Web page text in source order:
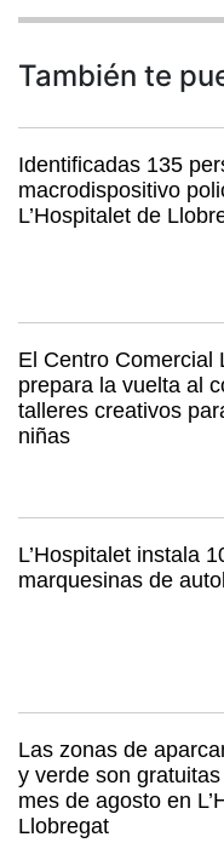
También te
Identificadas 135
macrodispositivo
L’Hospitalet de
El Centro Comercial
prepara la vuelta al
talleres creativos
niñas
L’Hospitalet instala
marquesinas de
Las zonas de
y verde son
mes de agosto en
Llobregat